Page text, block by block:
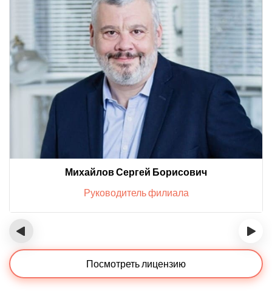
Михайлов Сергей Борисович
Руководитель филиала
‹ ›
Посмотреть лицензию